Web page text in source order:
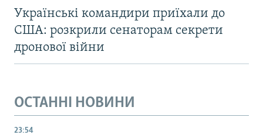
Українські командири приїхали до
США: розкрили сенаторам секрети
дронової війни
ОСТАННІ НОВИНИ
23:54